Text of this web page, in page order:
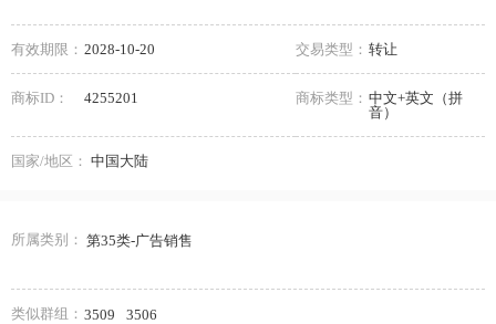
有效期限： 2028-10-20 交易类型： 转让
商标ID： 4255201 商标类型： 中文+英文（拼
音）
国家/地区： 中国大陆
所属类别： 第35类-广告销售
类似群组： 3509 3506